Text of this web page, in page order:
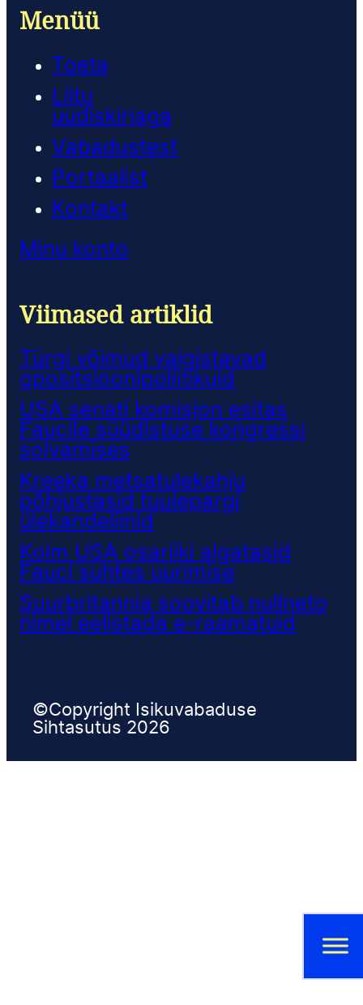
Menüü
Toeta
Liitu
uudiskirjaga
Vabadustest
Portaalist
Kontakt
Minu konto
Viimased artiklid
Türgi võimud vaigistavad
opositsioonipoliitikuid
USA senati komisjon esitas
Faucile süüdistuse kongressi
solvamises
Kreeka metsatulekahju
põhjustasid tuulepargi
ülekandeliinid
Kolm USA osariiki algatasid
Fauci suhtes uurimise
Suurbritannia soovitab nullneto
nimel eelistada e-raamatuid
©Copyright Isikuvabaduse
Sihtasutus 2026